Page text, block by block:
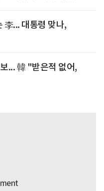
李... 대통령 맞나,
... 韓 "받은적 없어,